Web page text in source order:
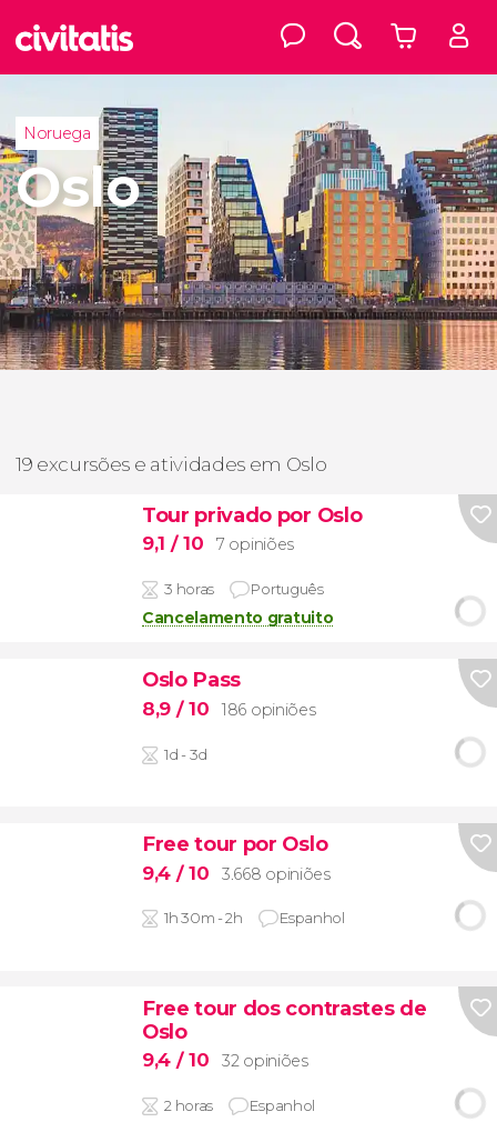
Noruega
Oslo
19 excursões e atividades em Oslo
Tour privado por Oslo
9,1 / 10 7 opiniões
3 horas Português
Cancelamento gratuito
Oslo Pass
8,9 / 10 186 opiniões
1d - 3d
Free tour por Oslo
9,4 / 10 3.668 opiniões
1h 30m - 2h Espanhol
Free tour dos contrastes de
Oslo
9,4 / 10 32 opiniões
2 horas Espanhol